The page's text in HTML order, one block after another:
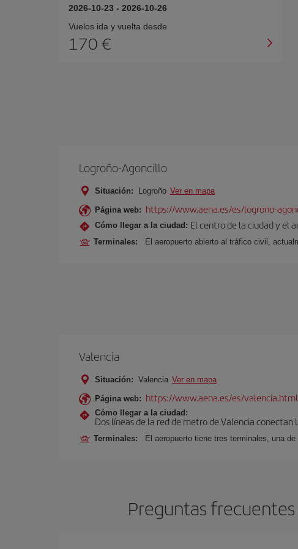
2026-10-23 - 2026-10-26
Vuelos ida y vuelta desde
170 €
Logroño-Agoncillo
Situación: Logroño Ver en mapa
Página web: https://www.aena.es/es/logrono-
Cómo llegar a la ciudad: El centro de la ciudad y el
Terminales: El aeropuerto abierto al tráfico civil,
Valencia
Situación: Valencia Ver en mapa
Página web: https://www.aena.es/es/valencia.html
Cómo llegar a la ciudad:
Dos líneas de la red de metro de Valencia
Terminales: El aeropuerto tiene tres terminales, una de
Preguntas